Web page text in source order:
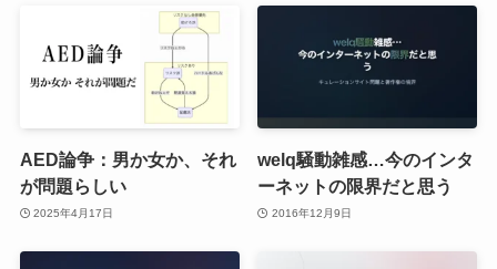
AED論争：男か女か、それ
が問題らしい
2025年4月17日
welq騒動雑感…今のインタ
ーネットの限界だと思う
2016年12月9日